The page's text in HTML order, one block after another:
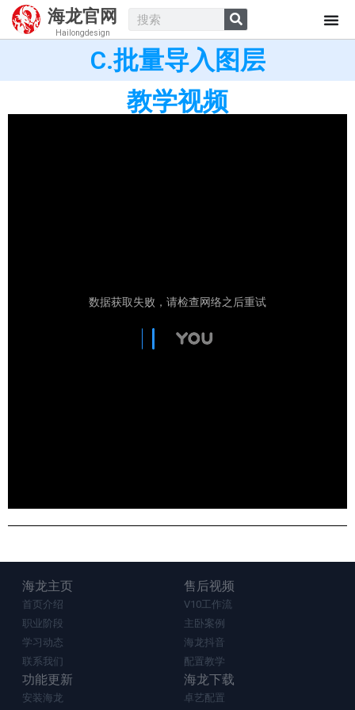
海龙官网
Hailongdesign
C.批量导入图层
教学视频
海龙主页
首页介绍
职业阶段
学习动态
联系我们
售后视频
V10工作流
主卧案例
海龙抖音
配置教学
功能更新
安装海龙
海龙下载
卓艺配置